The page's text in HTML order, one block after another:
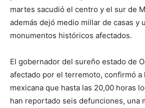
martes sacudió el centro y el sur de
además dejó medio millar de casas y
monumentos históricos afectados.
El gobernador del sureño estado de
afectado por el terremoto, confirmó a
mexicana que hasta las 20,00 horas
han reportado seis defunciones, una